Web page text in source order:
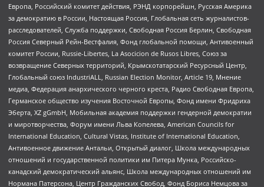
Европа, Российский комитет действия, РЭНД корпорейшн, Русская Америка
за демократию в России, Настоящая Россия, Глобальная сеть журналистов-
расследователей, Служба поддержки, Свободная Россия Берлин, Свободная
Россия Северный Рейн-Вестфалия, Фонд глобальной помощи, Антивоенный
комитет России, Russie-Libertes, La Asocicion de Rusos Libres, Союз за
возвращение Северных территорий, Крымскотатарский Ресурсный Центр,
Глобальный союз IndustriALL, Russian Election Monitor, Article 19, Мнение
медиа, Федерация анархического черного креста, Радио Свободная Европа,
Германское общество изучения Восточной Европы, Фонд имени Фридриха
Эберта, XZ gGmbH, Мобильная академия поддержки гендерной демократии
и миротворчества, Форум имени Льва Копелева, American Councils for
International Education, Cultural Vistas, Institute of International Education,
Антивоенное движение Антальи, Открытый диалог, Школа международных
отношений и государственной политики им Питера Мунка, Российско-
канадский демократический альянс, Школа международных отношений им
Нормана Патерсона, Центр Гражданских Свобод, Фонд Бориса Немцова за